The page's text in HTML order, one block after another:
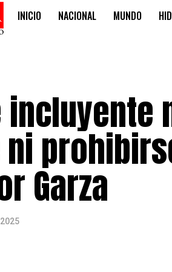
INICIO NACIONAL MUNDO
incluyente
Garza